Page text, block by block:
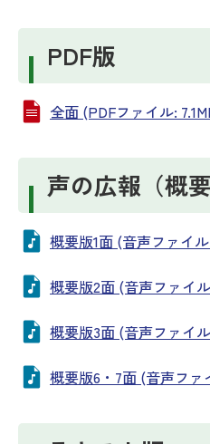
PDF版
全面 (PDFファイル:
声の広報（概要
概要版1面 (音声ファイ
概要版2面 (音声ファイ
概要版3面 (音声ファイ
概要版6・7面 (音声ファ